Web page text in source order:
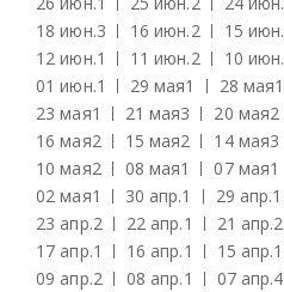
18 июн.3 16 июн.2 15 июн.
12 июн.1 11 июн.2 10 июн.
01 июн.1 29 мая1 28 мая1
23 мая1 21 мая3 20 мая2
16 мая2 15 мая2 14 мая3
10 мая2 08 мая1 07 мая1
02 мая1 30 апр.1 29 апр.1
23 апр.2 22 апр.1 21 апр.2
17 апр.1 16 апр.1 15 апр.1
09 апр.2 08 апр.1 07 апр.4